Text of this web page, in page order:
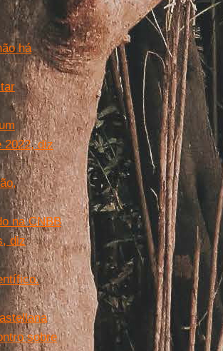
há
2022, diz
na CNBB
diz
sobre